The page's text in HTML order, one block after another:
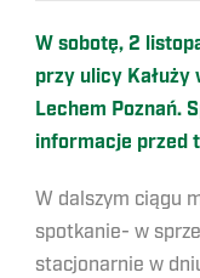
W sobotę, 2
przy ulicy
Lechem Poznań.
informacje przed
W dalszym ciągu
spotkanie- w
stacjonarnie w